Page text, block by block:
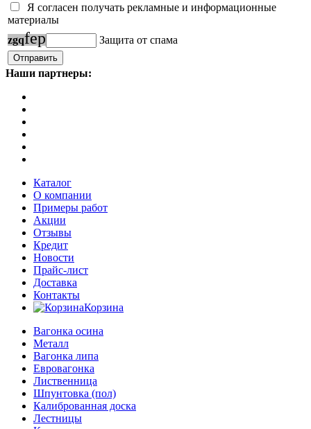
Я согласен получать рекламные и информационные
материалы
zgqfep Защита от спама
Наши партнеры:
Каталог
О компании
Примеры работ
Акции
Отзывы
Кредит
Новости
Прайс-лист
Доставка
Контакты
Корзина
Вагонка осина
Металл
Вагонка липа
Евровагонка
Лиственница
Шпунтовка (пол)
Калиброванная доска
Лестницы